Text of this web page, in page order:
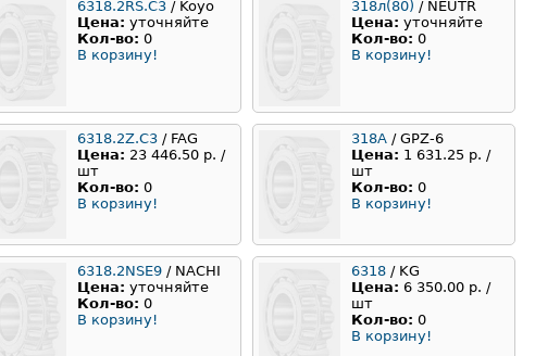
6318.2RS.С3 / Koyo
Цена: уточняйте
Кол-во: 0
В корзину!
318л(80) / NEUTR
Цена: уточняйте
Кол-во: 0
В корзину!
6318.2Z.C3 / FAG
Цена: 23 446.50 р. /
шт
Кол-во: 0
В корзину!
318А / GPZ-6
Цена: 1 631.25 р. /
шт
Кол-во: 0
В корзину!
6318.2NSE9 / NACHI
Цена: уточняйте
Кол-во: 0
В корзину!
6318 / KG
Цена: 6 350.00 р. /
шт
Кол-во: 0
В корзину!